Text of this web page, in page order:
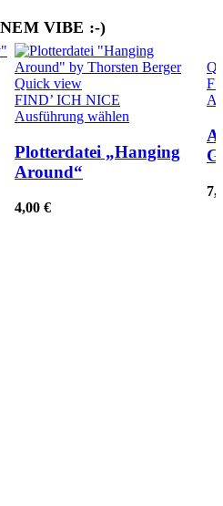
VIBE :-)
Quick view
FIND’ ICH NICE
Ausführung wählen
weist
mehrere
Plotterdatei „Hanging
Around“
4,00 €